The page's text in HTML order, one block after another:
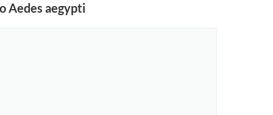
Aedes aegypti